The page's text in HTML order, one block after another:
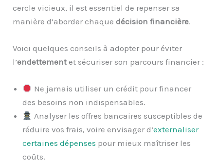
cercle vicieux, il est essentiel de repenser sa
manière d’aborder chaquedécision financière.
Voici quelques conseils à adopter pour éviter
l’endettementet sécuriser son parcours financier :
Ne jamais utiliser un crédit pour financer
des besoins non indispensables.
Analyser les offres bancaires susceptibles de
réduire vos frais, voire envisager d’externaliser
certaines dépenses pour mieux maîtriser les
coûts.